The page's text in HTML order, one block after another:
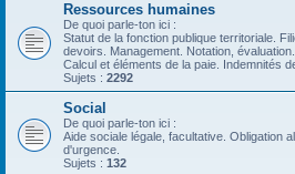
Ressources humaines
De quoi parle-ton ici :
Statut de la fonction publique territoriale.
devoirs. Management. Notation,
Calcul et éléments de la paie. Indemnités
Sujets : 2292
Social
De quoi parle-ton ici :
Aide sociale légale, facultative. Obligation
d'urgence.
Sujets : 132